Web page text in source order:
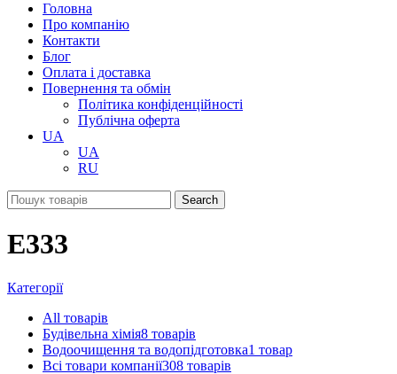
Головна
Про компанію
Контакти
Блог
Оплата і доставка
Повернення та обмін
Політика конфіденційності
Публічна оферта
UA
UA
RU
Search
E333
Категорії
All товарів
Будівельна хімія8 товарів
Водоочищення та водопідготовка1 товар
Всі товари компанії308 товарів